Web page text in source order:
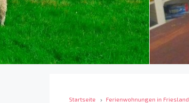
Startseite Ferienwohnungen in Friesland